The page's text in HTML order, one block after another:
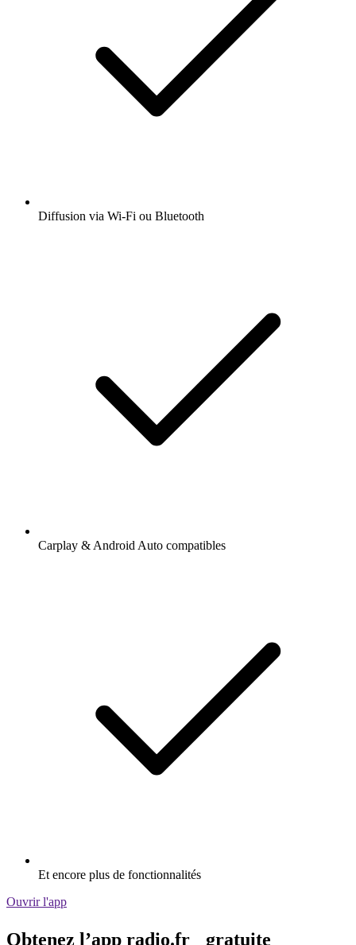
Diffusion via Wi-Fi ou Bluetooth
Carplay & Android Auto compatibles
Et encore plus de fonctionnalités
Ouvrir l'app
Obtenez l’app radio.fr gratuite